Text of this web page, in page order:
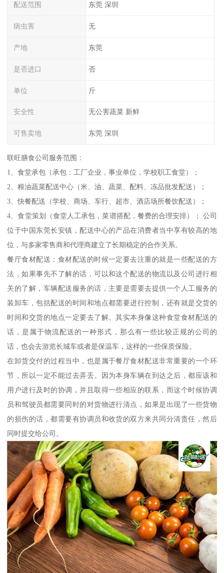
配送范围 东莞 深圳
病虫害 无
产地 东莞
是否进口 否
单位 斤
安全性 无公害蔬菜 新鲜
可售卖地 东莞 深圳
联旺膳食公司服务范围：
1、食堂承包（承包：工厂企业，事业单位，学校职工食堂）；
2、粮油蔬菜配送中心（米、油、蔬菜、配料、冻品批发配送）；
3、快餐配送（学校、商场、车行、超市、酒店场所餐饮配送）；
4、食堂策划（食堂人工承包，菜谱搭配，餐费的合理安排）； 公司
位于中国东莞长安镇，配送中心的产品在消费者当中享有较高的地
位，与多家零售商和代理商建立了长期稳定的合作关系。
餐厅食材配送：食材配送的时候一定要去注重的就是一些配送的方
法，如果事先不了解的话，可以和这个配送的物流以及公司进行相
关的了解，车辆配送服务的话，主要是需要去提供一个人工服务的
装卸车，包括配送的时间和地点都需要进行控制，还有就是交货的
时间和交货的地点一定要去了解。其实本身像这种食堂食材配送的
话，是属于物流配送的一种形式，那么有一些比较正规的公司的
话，也会去游览长城车或者是保温车，这样的一些保质保险。
在卸货交付的过程当中，也是属于餐厅食材配送非常重要的一个环
节，所以一定不能过去弄丢。因为本身车辆在到达之后，都应该和
用户进行及时的协调，并且取得一些相应的联系，而这个时候协调
员和驾驶员都需要同时的对货物进行清点，如果是出现了一些货物
的损伤的话，都需要有协调员和收货的双方来共同分清责任，然后
同时提交给公司。